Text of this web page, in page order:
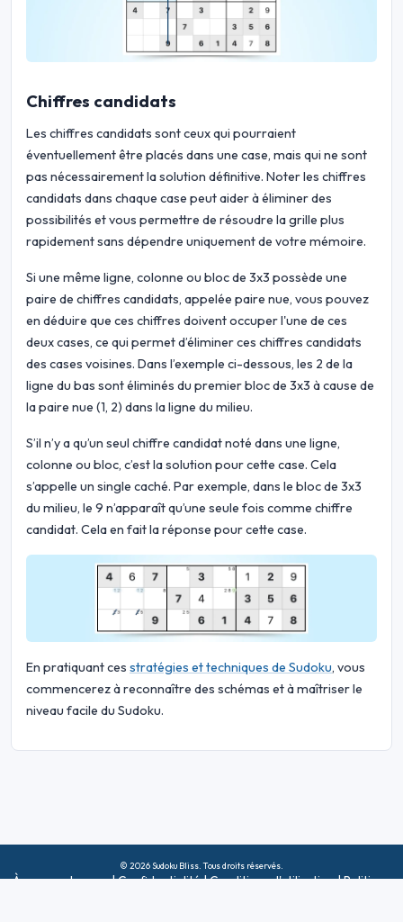
Chiffres candidats
Les chiffres candidats sont ceux qui pourraient
éventuellement être placés dans une case, mais qui ne sont
pas nécessairement la solution définitive. Noter les chiffres
candidats dans chaque case peut aider à éliminer des
possibilités et vous permettre de résoudre la grille plus
rapidement sans dépendre uniquement de votre mémoire.
Si une même ligne, colonne ou bloc de 3x3 possède une
paire de chiffres candidats, appelée paire nue, vous pouvez
en déduire que ces chiffres doivent occuper l'une de ces
deux cases, ce qui permet d’éliminer ces chiffres candidats
des cases voisines. Dans l’exemple ci-dessous, les 2 de la
ligne du bas sont éliminés du premier bloc de 3x3 à cause de
la paire nue (1, 2) dans la ligne du milieu.
S’il n’y a qu’un seul chiffre candidat noté dans une ligne,
colonne ou bloc, c’est la solution pour cette case. Cela
s’appelle un single caché. Par exemple, dans le bloc de 3x3
du milieu, le 9 n’apparaît qu’une seule fois comme chiffre
candidat. Cela en fait la réponse pour cette case.
En pratiquant ces stratégies et techniques de Sudoku, vous
commencerez à reconnaître des schémas et à maîtriser le
niveau facile du Sudoku.
© 2026 Sudoku Bliss. Tous droits réservés.
À propos de nous|Confidentialité|Conditions d'utilisation|Politique